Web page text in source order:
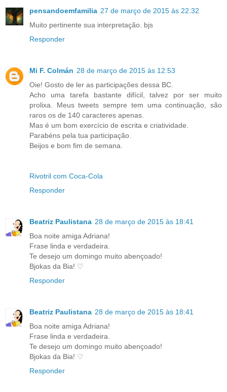
pensandoemfamilia 27 de março de 2015 às 22:32
Muito pertinente sua interpretação. bjs
Responder
Mi F. Colmán 28 de março de 2015 às 12:53
Oie! Gosto de ler as participações dessa BC.
Acho uma tarefa bastante difícil, talvez por ser muito
prolixa. Meus tweets sempre tem uma continuação, são
raros os de 140 caracteres apenas.
Mas é um bom exercício de escrita e criatividade.
Parabéns pela tua participação.
Beijos e bom fim de semana.
Rivotril com Coca-Cola
Responder
Beatriz Paulistana 28 de março de 2015 às 18:41
Boa noite amiga Adriana!
Frase linda e verdadeira.
Te desejo um domingo muito abençoado!
Bjokas da Bia! ♡
Responder
Beatriz Paulistana 28 de março de 2015 às 18:41
Boa noite amiga Adriana!
Frase linda e verdadeira.
Te desejo um domingo muito abençoado!
Bjokas da Bia! ♡
Responder